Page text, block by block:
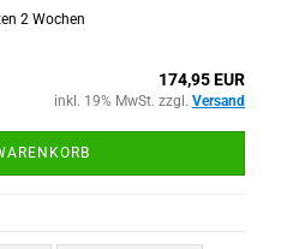
2 Wochen
174,95 EUR
inkl. 19% MwSt. zzgl. Versand